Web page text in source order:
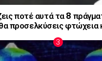
ποτέ αυτά τα 8
προσελκύσεις φτώχεια